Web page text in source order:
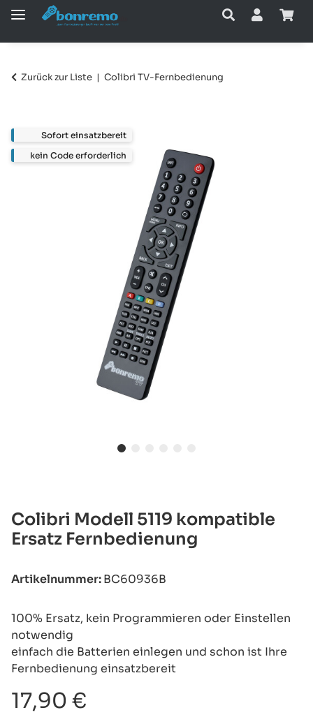
Zurück zur Liste Colibri TV-Fernbedienung
Colibri Modell 5119 kompatible
Ersatz Fernbedienung
Artikelnummer:BC60936B
100% Ersatz, kein Programmieren oder Einstellen
notwendig
einfach die Batterien einlegen und schon ist Ihre
Fernbedienung einsatzbereit
17,90 €